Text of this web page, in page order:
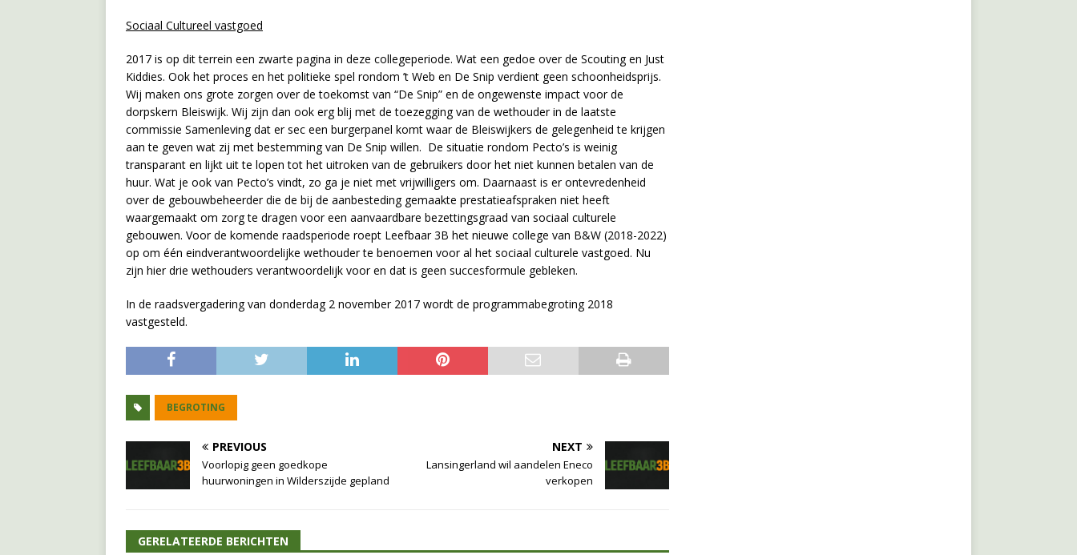
Sociaal Cultureel vastgoed
2017 is op dit terrein een zwarte pagina in deze collegeperiode. Wat een gedoe over de Scouting en Just
Kiddies. Ook het proces en het politieke spel rondom ’t Web en De Snip verdient geen schoonheidsprijs.
Wij maken ons grote zorgen over de toekomst van “De Snip” en de ongewenste impact voor de
dorpskern Bleiswijk. Wij zijn dan ook erg blij met de toezegging van de wethouder in de laatste
commissie Samenleving dat er sec een burgerpanel komt waar de Bleiswijkers de gelegenheid te krijgen
aan te geven wat zij met bestemming van De Snip willen. De situatie rondom Pecto’s is weinig
transparant en lijkt uit te lopen tot het uitroken van de gebruikers door het niet kunnen betalen van de
huur. Wat je ook van Pecto’s vindt, zo ga je niet met vrijwilligers om. Daarnaast is er ontevredenheid
over de gebouwbeheerder die de bij de aanbesteding gemaakte prestatieafspraken niet heeft
waargemaakt om zorg te dragen voor een aanvaardbare bezettingsgraad van sociaal culturele
gebouwen. Voor de komende raadsperiode roept Leefbaar 3B het nieuwe college van B&W (2018-2022)
op om één eindverantwoordelijke wethouder te benoemen voor al het sociaal culturele vastgoed. Nu
zijn hier drie wethouders verantwoordelijk voor en dat is geen succesformule gebleken.
In de raadsvergadering van donderdag 2 november 2017 wordt de programmabegroting 2018
vastgesteld.
BEGROTING
PREVIOUS
Voorlopig geen goedkope
huurwoningen in Wilderszijde gepland
NEXT
Lansingerland wil aandelen Eneco
verkopen
GERELATEERDE BERICHTEN